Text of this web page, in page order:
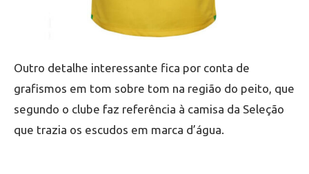
Outro detalhe interessante fica por conta de
grafismos em tom sobre tom na região do peito, que
segundo o clube faz referência à camisa da Seleção
que trazia os escudos em marca d’água.